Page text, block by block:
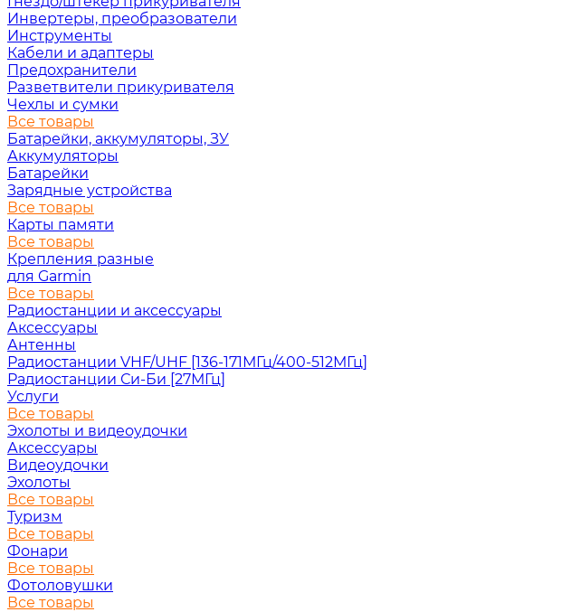
Инвертеры, преобразователи
Инструменты
Кабели и адаптеры
Предохранители
Разветвители прикуривателя
Чехлы и сумки
Все товары
Батарейки, аккумуляторы, ЗУ
Аккумуляторы
Батарейки
Зарядные устройства
Все товары
Карты памяти
Все товары
Крепления разные
для Garmin
Все товары
Радиостанции и аксессуары
Аксессуары
Антенны
Радиостанции VHF/UHF [136-171МГц/400-512МГц]
Радиостанции Си-Би [27МГц]
Услуги
Все товары
Эхолоты и видеоудочки
Аксессуары
Видеоудочки
Эхолоты
Все товары
Туризм
Все товары
Фонари
Все товары
Фотоловушки
Все товары